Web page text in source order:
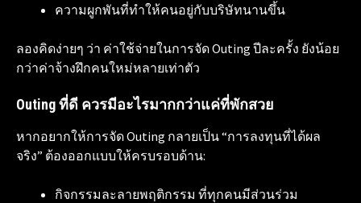
ความผูกพันที่ทำให้คนอยู่กับบริษัทนานขึ้น
ลองคิดง่ายๆ ว่า ค่าใช้จ่ายในการจัด Outing ปีละครั้ง ยังน้อย
กว่าค่าจ้างฝึกคนใหม่หลายเท่าตัว
Outing ที่ดี ควรมีอะไรมากกว่าแค่ที่พักสวย
หากอยากให้การจัด Outing กลายเป็น “การลงทุนที่ได้ผล
จริง” ต้องออกแบบให้ครบรอบด้าน:
กิจกรรมละลายพฤติกรรม ที่ทุกคนมีส่วนร่วม